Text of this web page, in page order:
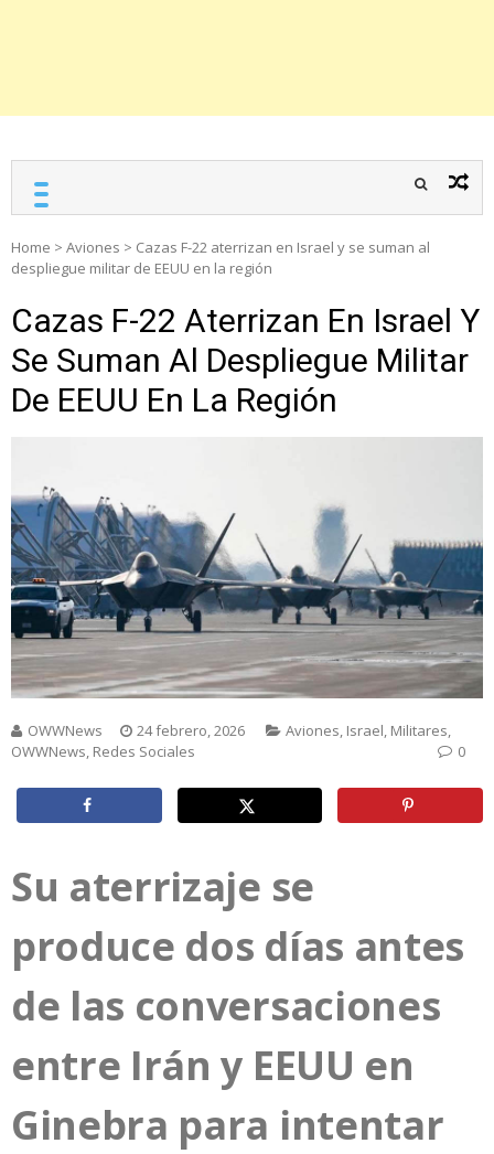
Home > Aviones > Cazas F-22 aterrizan en Israel y se suman al
despliegue militar de EEUU en la región
Cazas F-22 Aterrizan En Israel Y
Se Suman Al Despliegue Militar
De EEUU En La Región
OWWNews 24 febrero, 2026 Aviones, Israel, Militares,
OWWNews, Redes Sociales 0
Su aterrizaje se
produce dos días antes
de las conversaciones
entre Irán y EEUU en
Ginebra para intentar